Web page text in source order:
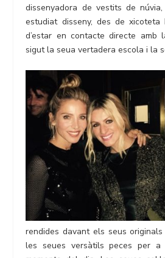
dissenyadora de vestits de
estudiat disseny, des de
d’estar en contacte directe
sigut la seua vertadera escola i la
rendides davant els seus
les seues versàtils peces per a